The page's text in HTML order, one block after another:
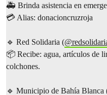
🚑 Brinda asistencia en
💳 Alias: donacioncruzroja
🔹 Red Solidaria (
📦 Recibe: agua, artículos de
colchones.
🔹 Municipio de Bahía Blanca